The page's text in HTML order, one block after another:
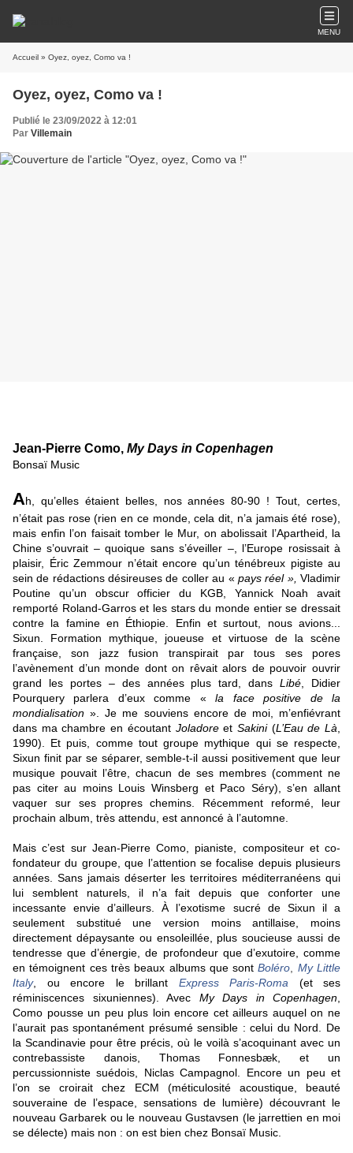
MENU
Accueil » Oyez, oyez, Como va !
Oyez, oyez, Como va !
Publié le 23/09/2022 à 12:01
Par Villemain
Jean-Pierre Como, My Days in Copenhagen
Bonsaï Music
Ah, qu’elles étaient belles, nos années 80-90 ! Tout, certes,
n’était pas rose (rien en ce monde, cela dit, n’a jamais été rose),
mais enfin l’on faisait tomber le Mur, on abolissait l’Apartheid, la
Chine s’ouvrait – quoique sans s’éveiller –, l’Europe rosissait à
plaisir, Éric Zemmour n’était encore qu’un ténébreux pigiste au
sein de rédactions désireuses de coller au « pays réel »,Vladimir
Poutine qu’un obscur officier du KGB, Yannick Noah avait
remporté Roland-Garros et les stars du monde entier se dressait
contre la famine en Éthiopie. Enfin et surtout, nous avions...
Sixun. Formation mythique, joueuse et virtuose de la scène
française, son jazz fusion transpirait par tous ses pores
l’avènement d’un monde dont on rêvait alors de pouvoir ouvrir
grand les portes – des années plus tard, dansLibé , Didier
Pourquery parlera d’eux comme «la face positive de la
mondialisation ». Je me souviens encore de moi, m’enfiévrant
dans ma chambre en écoutant Joladoreet Sakini(L’Eau de Là
1990). Et puis, comme tout groupe mythique qui se respecte,
Sixun finit par se séparer, semble-t-il aussi positivement que leur
musique pouvait l’être, chacun de ses membres (comment ne
pas citer au moins Louis Winsberg et Paco Séry), s’en allant
vaquer sur ses propres chemins. Récemment reformé, leur
prochain album, très attendu, est annoncé à l’automne.
Mais c’est sur Jean-Pierre Como, pianiste, compositeur et co-
fondateur du groupe, que l’attention se focalise depuis plusieurs
années. Sans jamais déserter les territoires méditerranéens qui
lui semblent naturels, il n’a fait depuis que conforter une
incessante envie d’ailleurs. À l’exotisme sucré de Sixun il a
seulement substitué une version moins antillaise, moins
directement dépaysante ou ensoleillée, plus soucieuse aussi de
tendresse que d’énergie, de profondeur que d’exutoire, comme
en témoignent ces très beaux albums que sont Boléro
My Little
Italy, ou encore le brillant Express Paris-Roma
(et ses
réminiscences sixuniennes). Avec My Days in Copenhagen
Como pousse un peu plus loin encore cet ailleurs auquel on ne
l’aurait pas spontanément présumé sensible : celui du Nord. De
la Scandinavie pour être précis, où le voilà s’acoquinant avec un
contrebassiste danois, Thomas Fonnesbæk, et un
percussionniste suédois, Niclas Campagnol. Encore un peu et
l’on se croirait chez ECM (méticulosité acoustique, beauté
souveraine de l’espace, sensations de lumière) découvrant le
nouveau Garbarek ou le nouveau Gustavsen (le jarrettien en moi
se délecte) mais non : on est bien chez Bonsaï Music.